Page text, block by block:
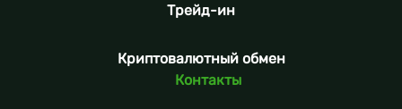
Трейд-ин
Криптовалютный обмен
Контакты